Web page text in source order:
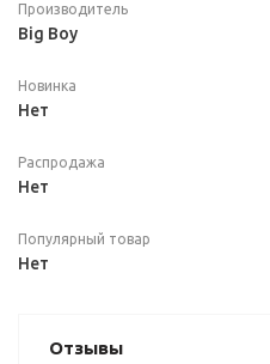
Производитель
Big Boy
Новинка
Нет
Распродажа
Нет
Популярный товар
Нет
Отзывы